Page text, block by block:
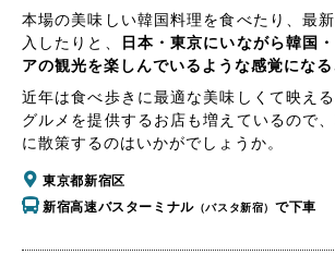
本場の美味しい韓国料理を食べたり、最
入したりと、
日本・東京にいながら韓国
アの観光を楽しんでいるような感覚になる
近年は食べ歩きに最適な美味しくて映え
グルメを提供するお店も増えているので
に散策するのはいかがでしょうか。
東京都新宿区
新宿高速バスターミナル（バスタ新宿） で下車